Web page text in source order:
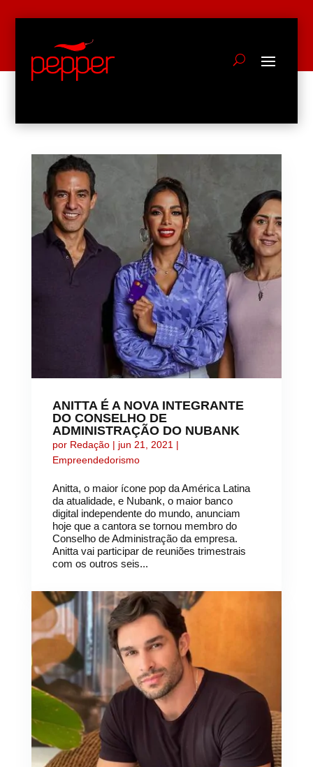
ANITTA É A NOVA INTEGRANTE
DO CONSELHO DE
ADMINISTRAÇÃO DO NUBANK
por Redação| jun 21, 2021 |
Empreendedorismo
Anitta, o maior ícone pop da América Latina
da atualidade, e Nubank, o maior banco
digital independente do mundo, anunciam
hoje que a cantora se tornou membro do
Conselho de Administração da empresa.
Anitta vai participar de reuniões trimestrais
com os outros seis...